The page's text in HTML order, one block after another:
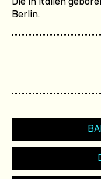
Die in Italien
Berlin.